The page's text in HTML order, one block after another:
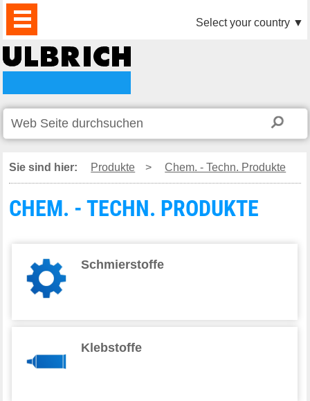
PRODUKTE
AKTUELLES
DOWNLOAD
VIDEO
PARTNER
UNTERNEHMEN
KONTAKTE Select your country ▼
Sie sind hier: Produkte > Chem. - Techn. Produkte
CHEM. - TECHN. PRODUKTE
Schmierstoffe
Klebstoffe